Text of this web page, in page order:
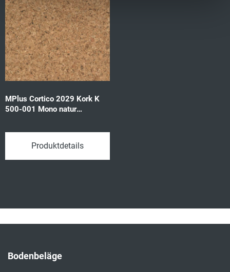
MPlus Cortico 2029 Kork K
500-001 Mono natur
Produktdetails
Bodenbeläge